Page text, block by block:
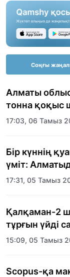
Соңғы
Алматы
тонна қоқыс
17:03, 06 Тамыз
Бір күннің
үміт:
17:31, 05 Тамыз
Қалқаман-2
тұрғын үйді
15:09, 05 Тамыз
Scopus-қа